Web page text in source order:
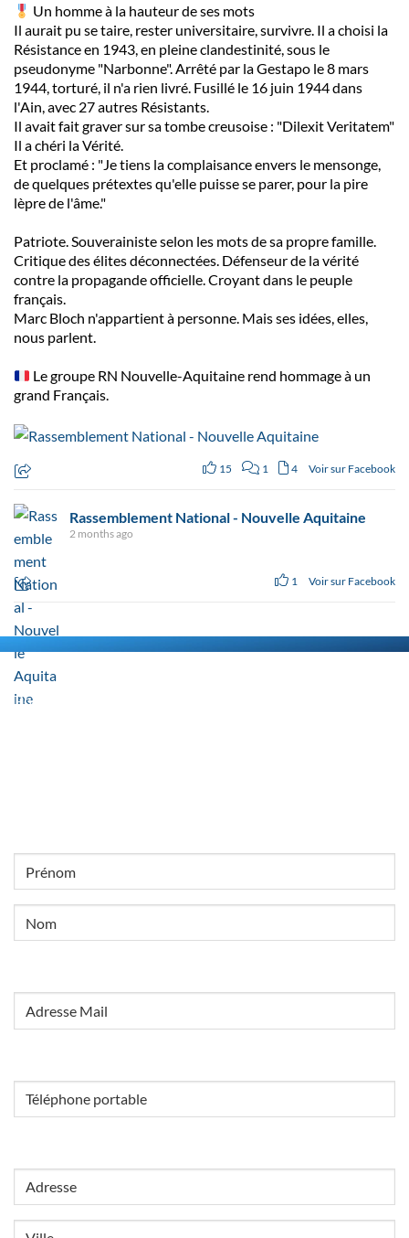
Un homme à la hauteur de ses mots
Il aurait pu se taire, rester universitaire, survivre. Il a choisi la
Résistance en 1943, en pleine clandestinité, sous le
pseudonyme "Narbonne". Arrêté par la Gestapo le 8 mars
1944, torturé, il n'a rien livré. Fusillé le 16 juin 1944 dans
l'Ain, avec 27 autres Résistants.
Il avait fait graver sur sa tombe creusoise : "Dilexit Veritatem"
Il a chéri la Vérité.
Et proclamé : "Je tiens la complaisance envers le mensonge,
de quelques prétextes qu'elle puisse se parer, pour la pire
lèpre de l'âme."
Patriote. Souverainiste selon les mots de sa propre famille.
Critique des élites déconnectées. Défenseur de la vérité
contre la propagande officielle. Croyant dans le peuple
français.
Marc Bloch n'appartient à personne. Mais ses idées, elles,
nous parlent.
Le groupe RN Nouvelle-Aquitaine rend hommage à un
grand Français.
15 1 4 Voir sur Facebook
Rassemblement National - Nouvelle Aquitaine
2 months ago
1 Voir sur Facebook
Pour recevoir toute l’actualité du Rassemblement National et
NOM
ADRESSE